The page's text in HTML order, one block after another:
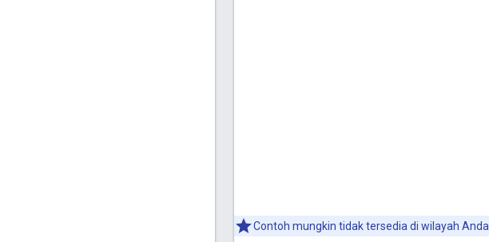
Contoh mungkin tidak tersedia di wilayah Anda.